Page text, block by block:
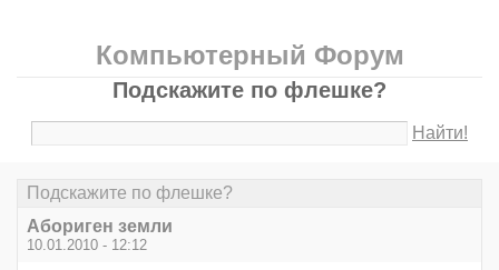
Компьютерный Форум
Подскажите по флешке?
Найти!
Подскажите по флешке?
Абориген земли
10.01.2010 - 12:12